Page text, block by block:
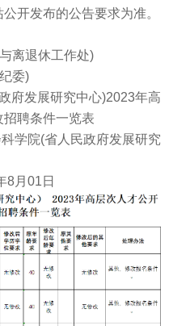
开发布的公告要求为准。
离退休工作处)
委)
府发展研究中心)2023年高
聘条件一览表
人民政府发展研究
日